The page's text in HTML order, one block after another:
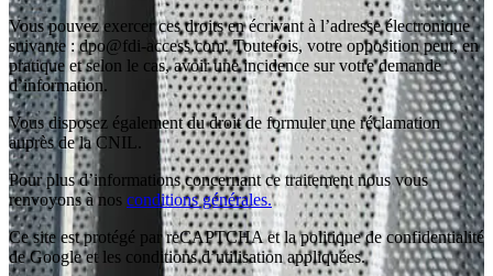
Vous pouvez exercer ces droits en écrivant à l’adresse électronique
suivante : dpo@fdi-access.com. Toutefois, votre opposition peut, en
pratique et selon le cas, avoir une incidence sur votre demande
d’information.
Vous disposez également du droit de formuler une réclamation
auprès de la CNIL.
Pour plus d’informations concernant ce traitement nous vous
renvoyons à nos conditions générales.
Ce site est protégé par reCAPTCHA et la politique de confidentialité
de Google et les conditions d’utilisation appliquées.